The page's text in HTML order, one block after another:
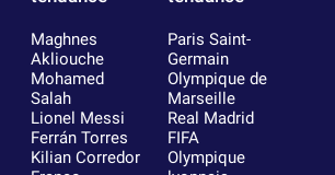
Maghnes
Akliouche
Mohamed
Salah
Lionel Messi
Ferrán Torres
Kilian Corredor
Paris Saint-
Germain
Olympique de
Marseille
Real Madrid
FIFA
Olympique